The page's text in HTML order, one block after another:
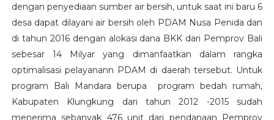
dengan penyediaan sumber air bersih, untuk saat ini baru 6
desa dapat dilayani air bersih oleh PDAM Nusa Penida dan
di tahun 2016 dengan alokasi dana BKK dari Pemprov Bali
sebesar 14 Milyar yang dimanfaatkan dalam rangka
optimalisasi pelayanann PDAM di daerah tersebut. Untuk
program Bali Mandara berupa program bedah rumah,
Kabupaten Klungkung dari tahun 2012 -2015 sudah
menerima sebanyak 476 unit dari pendanaan Pemprov